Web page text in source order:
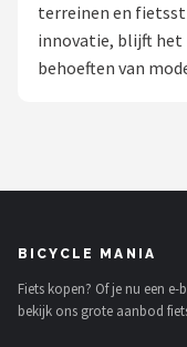
Mountainbikes
Shop
ABUS
AXA
terreinen en
innovatie, blijft het
behoeften van
BICYCLE MANIA
Fiets kopen? Of je nu een
bekijk ons grote aanbod